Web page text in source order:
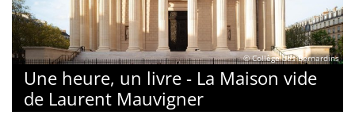
© Collège des Bernardins
Une heure, un livre - La Maison vide
de Laurent Mauvigner